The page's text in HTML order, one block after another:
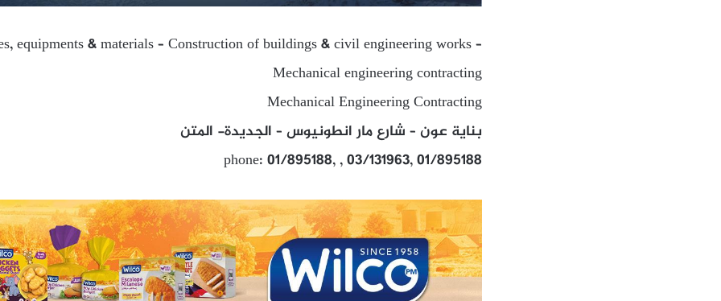
equipments & materials – Construction of buildings & civil engineering works –
Mechanical engineering contracting
Mechanical Engineering Contracting
بناية عون – شارع مار انطونيوس – الجديدة- المتن
phone: 01/895188, , 03/131963, 01/895188